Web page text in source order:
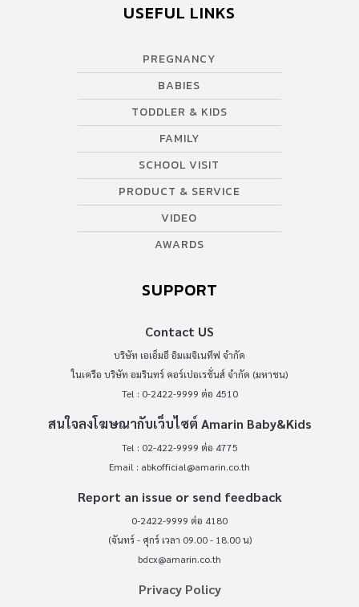
USEFUL LINKS
PREGNANCY
BABIES
TODDLER & KIDS
FAMILY
SCHOOL VISIT
PRODUCT & SERVICE
VIDEO
AWARDS
SUPPORT
Contact US
บริษัท เอเอ็มอี อิมเมจิเนทีฟ จำกัด
ในเครือ บริษัท อมรินทร์ คอร์เปอเรชั่นส์ จำกัด (มหาชน)
Tel : 0-2422-9999 ต่อ 4510
สนใจลงโฆษณากับเว็บไซต์ Amarin Baby&Kids
Tel : 02-422-9999 ต่อ 4775
Email : abkofficial@amarin.co.th
Report an issue or send feedback
0-2422-9999 ต่อ 4180
(จันทร์ - ศุกร์ เวลา 09.00 - 18.00 น)
bdcx@amarin.co.th
Privacy Policy